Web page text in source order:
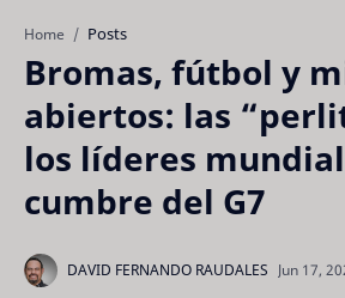
Home Posts
Bromas, fútbol y
abiertos: las
los líderes
cumbre del G7